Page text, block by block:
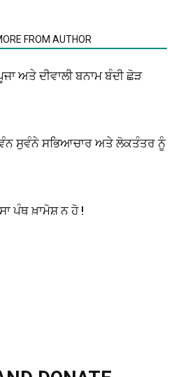
FROM AUTHOR
ਅਤੇ ਦੀਵਾਲੀ ਬਨਾਮ ਬੰਦੀ ਛੋੜ
ਸੁਵੰਨੇ ਸਭਿਆਚਾਰ ਅਤੇ ਲੋਕਤੰਤਰ ਨੂੰ
ਪੰਥ ਖ਼ਾਮੋਸ਼ ਨ ਹੋ !